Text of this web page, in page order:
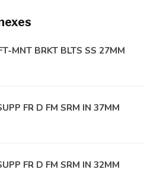
MNT BRKT BLTS SS 27MM
FR D FM SRM IN 37MM
FR D FM SRM IN 32MM